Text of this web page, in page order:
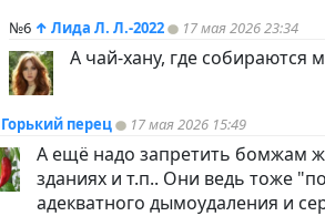
№6 ↑ Лида Л. Л.-2022 17 мая 2026 23:34
А чай-хану, где собираются
Горький перец 17 мая 2026 15:49
А ещё надо запретить бомжам
зданиях и т.п.. Они ведь тоже
адекватного дымоудаления и